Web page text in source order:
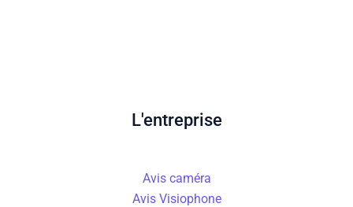
L'entreprise
Avis caméra
Avis Visiophone